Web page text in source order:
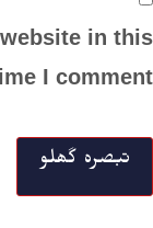
in this
I comment.